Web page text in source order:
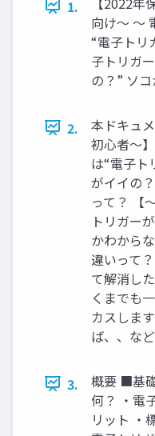
1.
向け～ ～
“電子トリ
子トリガ
の？” ソ
2.
本ドキュ
初心者～
は“電子ト
がイイの
って？ 【
トリガー
かわから
違いって
て解消し
くまでも
カスしま
ば、、な
3.
概要 ■基
何？ ・電
リット ・